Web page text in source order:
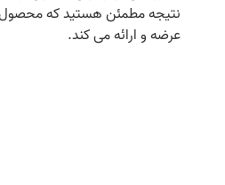
نتیجه مطمئن هستید که محصول
عرضه و ارائه می‌ کند.